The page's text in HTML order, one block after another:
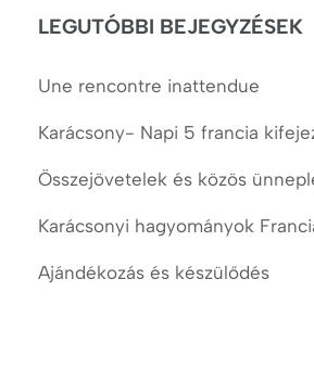
LEGUTÓBBI BEJEGYZÉSEK
Une rencontre inattendue
Karácsony- Napi 5 francia
Összejövetelek és közös
Karácsonyi hagyományok
Ajándékozás és készülődés